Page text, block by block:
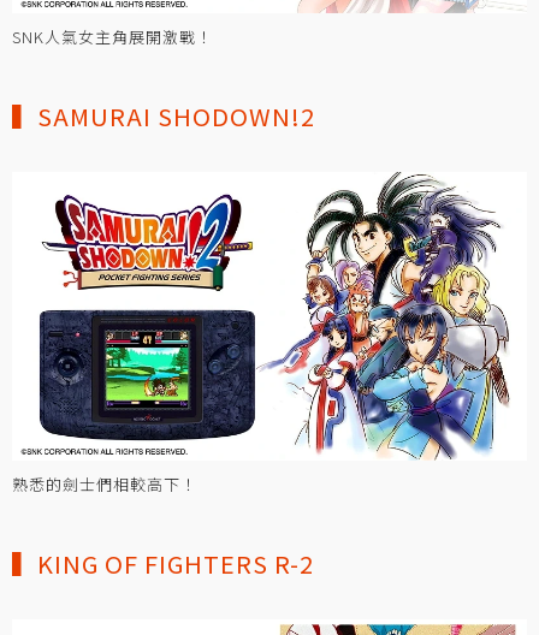
SNK人氣女主角展開激戰！
▍SAMURAI SHODOWN!2
熟悉的劍士們相較高下！
▍KING OF FIGHTERS R-2